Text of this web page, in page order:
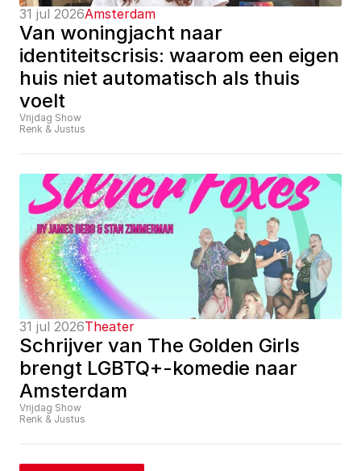
31 jul 2026Amsterdam
Van woningjacht naar
identiteitscrisis: waarom een eigen
huis niet automatisch als thuis
voelt
Vrijdag Show
Renk & Justus
31 jul 2026Theater
Schrijver van The Golden Girls
brengt LGBTQ+-komedie naar
Amsterdam
Vrijdag Show
Renk & Justus